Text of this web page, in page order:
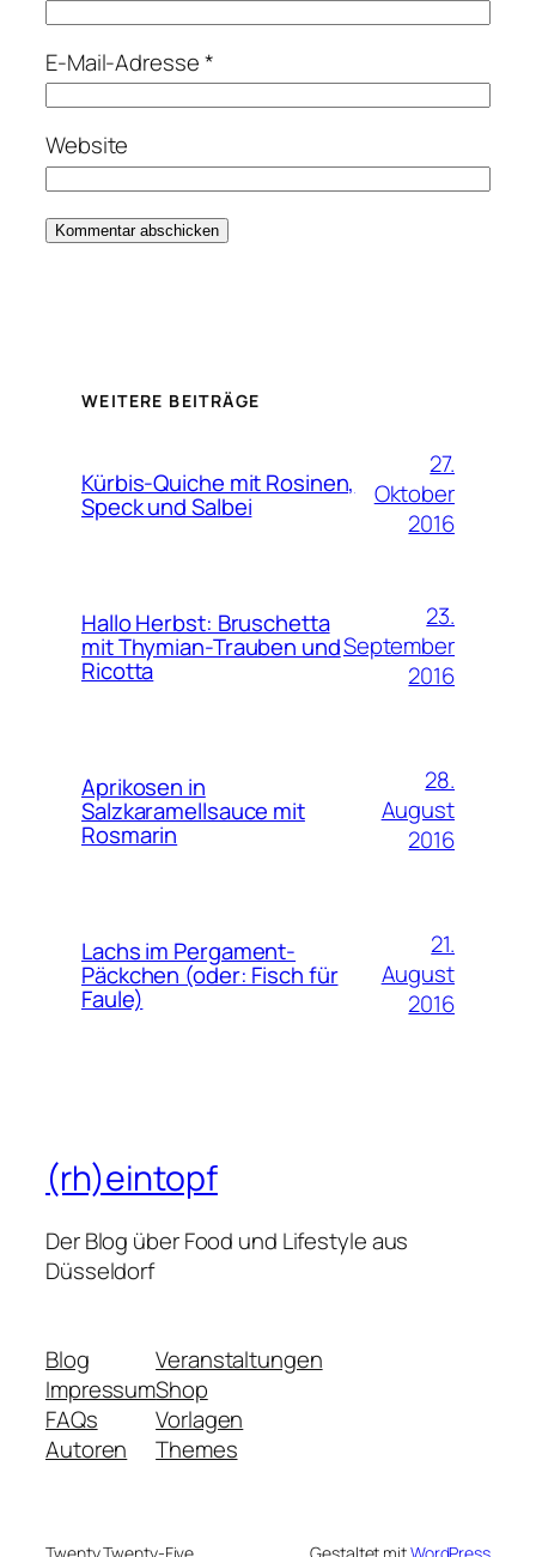
E-Mail-Adresse*
Website
WEITERE BEITRÄGE
Kürbis-Quiche mit Rosinen,
Speck und Salbei
27.
Oktober
2016
Hallo Herbst: Bruschetta
mit Thymian-Trauben und
Ricotta
23.
September
2016
Aprikosen in
Salzkaramellsauce mit
Rosmarin
28.
August
2016
Lachs im Pergament-
Päckchen (oder: Fisch für
Faule)
21.
August
2016
(rh)eintopf
Der Blog über Food und Lifestyle aus
Düsseldorf
Blog
Impressum
FAQs
Autoren
Veranstaltungen
Shop
Vorlagen
Themes
Twenty Twenty-Five Gestaltet mitWordPress